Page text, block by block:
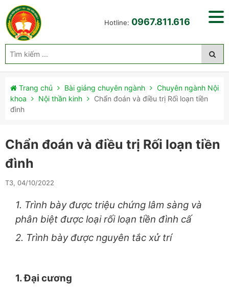
Hotline: 0967.811.616
Trang chủ Bài giảng chuyên ngành
Chuyên ngành Nội
khoa
Nội thần kinh
Chẩn đoán và điều trị Rối loạn tiền
đình
Chẩn đoán và điều trị Rối loạn tiền
đình
T3, 04/10/2022
1. Trình bày được triệu chứng lâm sàng và
phân biệt được loại rối loạn tiền đình cấ
2. Trình bày được nguyên tắc xử trí
1. Đại cương